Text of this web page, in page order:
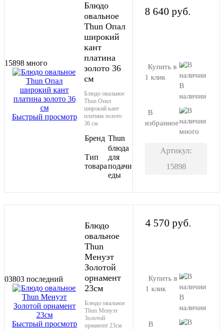
15898 много
Быстрый просмотр
Блюдо
овальное
Thun Опал
широкий
кант
платина
золото 36
см
Блюдо овальное
Thun Опал
широкий кант
платина золото
36 см
Бренд Thun
Тип
товара
блюда
для
подачи
еды
8 640 руб.
Купить в
1 клик
В
наличии
В
избранное
много
Артикул:
15898
03803 последний
Быстрый просмотр
Блюдо
овальное
Thun
Менуэт
Золотой
орнамент
23см
Блюдо овальное
Thun Менуэт
Золотой
орнамент 23см
4 570 руб.
Купить в
1 клик
В
наличии
В